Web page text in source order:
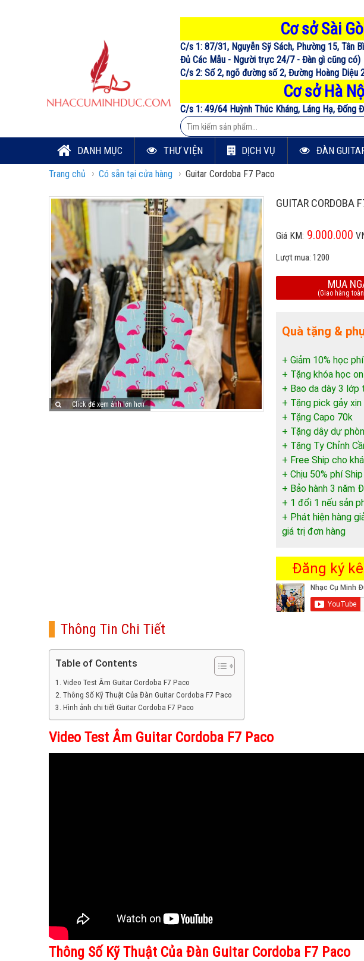
Cơ sở Sài
C/s 1: 87/31, Nguyễn Sỹ Sách, Phường 15, Tân
Đủ Các Mẫu - Người trực 24/7 - Đàn gì cũng có)
C/s 2: Số 2, ngõ đường số 2, Đường Hoàng Diệu
Cơ sở Hà
C/s 1: 49/64 Huỳnh Thúc Kháng, Láng Hạ, Đống
DANH MỤC THƯ VIỆN DỊCH VỤ ĐÀN
Trang chủ › Có sẵn tại cửa hàng › Guitar Cordoba F7 Paco
Click để xem ảnh lớn hơn
GUITAR CORDOBA
Giá KM: 9.000.000
Lượt mua: 1200
MUA
(Giao hàng
Quà tặng &
+ Giảm 10% học
+ Tặng khóa học
+ Bao da dày 3 lớp
+ Tặng pick gảy
+ Tặng Capo 70k
+ Tặng dây dự
+ Tặng Ty Chỉnh
+ Free Ship cho
+ Chịu 50% phí
+ Bảo hành 3 năm
+ 1 đổi 1 nếu sản
+ Phát hiện hàng
giá trị đơn hàng
Đăng ký
Thông Tin Chi Tiết
Table of Contents
Video Test Âm Guitar Cordoba F7 Paco
Thông Số Kỹ Thuật Của Đàn Guitar Cordoba F7 Paco
Hình ảnh chi tiết Guitar Cordoba F7 Paco
Video Test Âm Guitar Cordoba F7 Paco
Thông Số Kỹ Thuật Của Đàn Guitar Cordoba F7 Paco